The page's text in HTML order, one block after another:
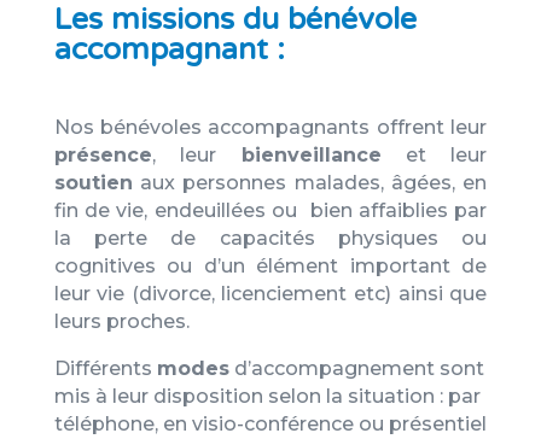
Les missions du bénévole
accompagnant :
Nos bénévoles accompagnants offrent leur
présence, leur bienveillance et leur
soutien aux personnes malades, âgées, en
fin de vie, endeuillées ou bien affaiblies par
la perte de capacités physiques ou
cognitives ou d’un élément important de
leur vie (divorce, licenciement etc) ainsi que
leurs proches.
Différents modesd’accompagnement sont
mis à leur disposition selon la situation : par
téléphone, en visio-conférence ou présentiel